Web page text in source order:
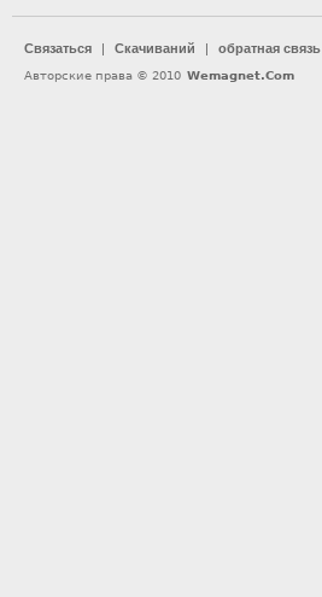
Связаться | Скачиваний | обратная связь
Авторские права © 2010 Wemagnet.Com